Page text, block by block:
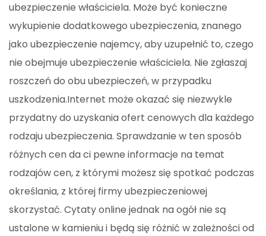
ubezpieczenie właściciela. Może być konieczne
wykupienie dodatkowego ubezpieczenia, znanego
jako ubezpieczenie najemcy, aby uzupełnić to, czego
nie obejmuje ubezpieczenie właściciela. Nie zgłaszaj
roszczeń do obu ubezpieczeń, w przypadku
uszkodzenia.Internet może okazać się niezwykle
przydatny do uzyskania ofert cenowych dla każdego
rodzaju ubezpieczenia. Sprawdzanie w ten sposób
różnych cen da ci pewne informacje na temat
rodzajów cen, z którymi możesz się spotkać podczas
określania, z której firmy ubezpieczeniowej
skorzystać. Cytaty online jednak na ogół nie są
ustalone w kamieniu i będą się różnić w zależności od